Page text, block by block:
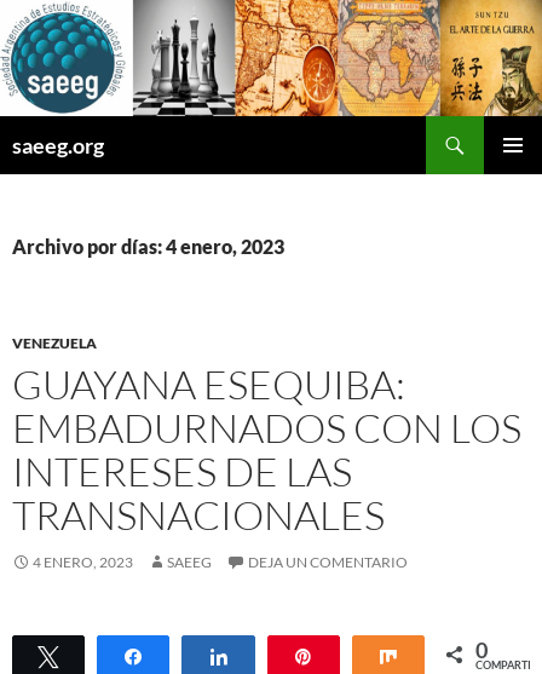
Saltar
al
contenido
saeeg.org
Archivo por días: 4 enero, 2023
VENEZUELA
GUAYANA ESEQUIBA:
EMBADURNADOS CON LOS
INTERESES DE LAS
TRANSNACIONALES
4 ENERO, 2023 SAEEG DEJA UN COMENTARIO
Twittear Compartir Compartir Compartir
0
COMPARTIR